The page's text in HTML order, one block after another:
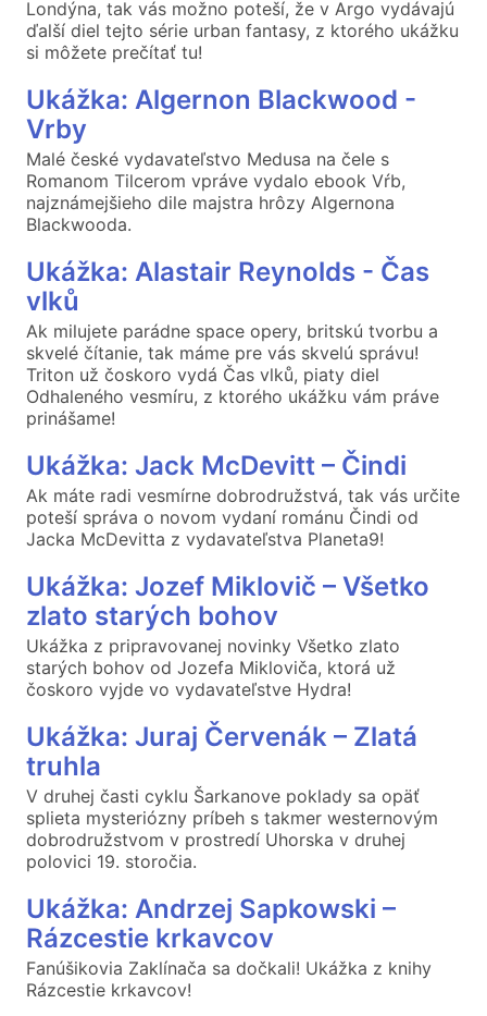
Londýna, tak vás možno poteší, že v Argo vydávajú
ďalší diel tejto série urban fantasy, z ktorého ukážku
si môžete prečítať tu!
Ukážka: Algernon Blackwood -
Vrby
Malé české vydavateľstvo Medusa na čele s
Romanom Tilcerom vpráve vydalo ebook Vŕb,
najznámejšieho dile majstra hrôzy Algernona
Blackwooda.
Ukážka: Alastair Reynolds - Čas
vlků
Ak milujete parádne space opery, britskú tvorbu a
skvelé čítanie, tak máme pre vás skvelú správu!
Triton už čoskoro vydá Čas vlků, piaty diel
Odhaleného vesmíru, z ktorého ukážku vám práve
prinášame!
Ukážka: Jack McDevitt – Čindi
Ak máte radi vesmírne dobrodružstvá, tak vás určite
poteší správa o novom vydaní románu Čindi od
Jacka McDevitta z vydavateľstva Planeta9!
Ukážka: Jozef Miklovič – Všetko
zlato starých bohov
Ukážka z pripravovanej novinky Všetko zlato
starých bohov od Jozefa Mikloviča, ktorá už
čoskoro vyjde vo vydavateľstve Hydra!
Ukážka: Juraj Červenák – Zlatá
truhla
V druhej časti cyklu Šarkanove poklady sa opäť
splieta mysteriózny príbeh s takmer westernovým
dobrodružstvom v prostredí Uhorska v druhej
polovici 19. storočia.
Ukážka: Andrzej Sapkowski –
Rázcestie krkavcov
Fanúšikovia Zaklínača sa dočkali! Ukážka z knihy
Rázcestie krkavcov!